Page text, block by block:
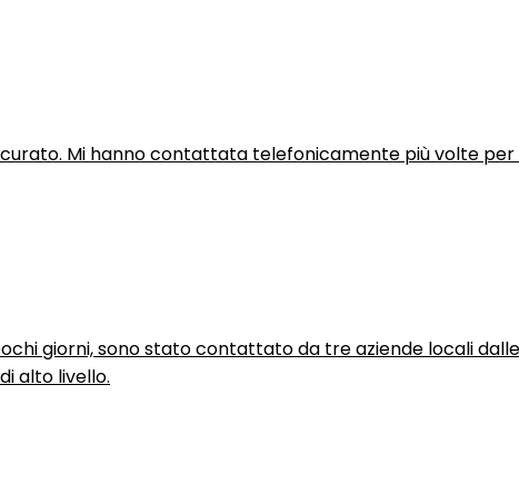
Mi hanno contattata telefonicamente più volte
giorni, sono stato contattato da tre aziende locali
alto livello.